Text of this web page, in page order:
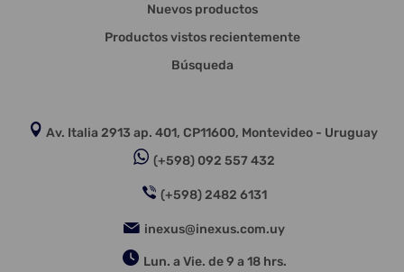
Nuevos productos
Productos vistos recientemente
Búsqueda
Av. Italia 2913 ap. 401, CP11600, Montevideo - Uruguay
(+598) 092 557 432
(+598) 2482 6131
inexus@inexus.com.uy
Lun. a Vie. de 9 a 18 hrs.